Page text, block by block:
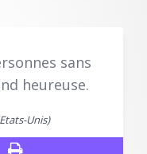
sans
heureuse.
Unis)